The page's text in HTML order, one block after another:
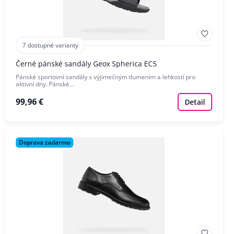
7 dostupné varianty
Černé pánské sandály Geox Spherica EC5
Pánské sportovní sandály s výjimečným tlumením a lehkostí pro
aktivní dny. Pánské…
99,96 € Detail
Doprava zadarmo